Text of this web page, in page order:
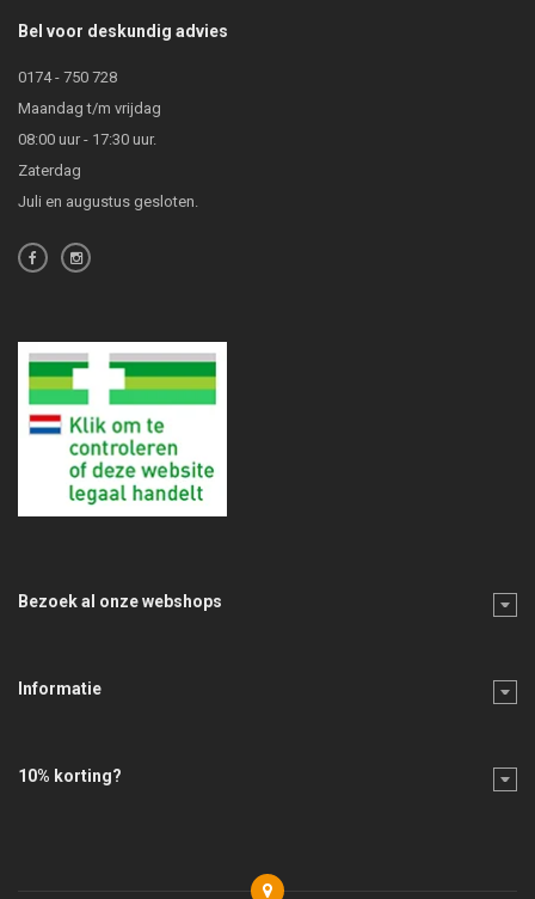
Bel voor deskundig advies
0174 - 750 728
Maandag t/m vrijdag
08:00 uur - 17:30 uur.
Zaterdag
Juli en augustus gesloten.
Bezoek al onze webshops
Informatie
10% korting?